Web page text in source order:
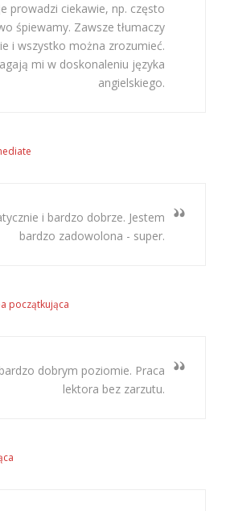
prowadzi ciekawie, np. często
śpiewamy. Zawsze tłumaczy
i wszystko można zrozumieć.
mi w doskonaleniu języka
angielskiego.
i bardzo dobrze. Jestem
bardzo zadowolona - super.
początkująca
dobrym poziomie. Praca
lektora bez zarzutu.